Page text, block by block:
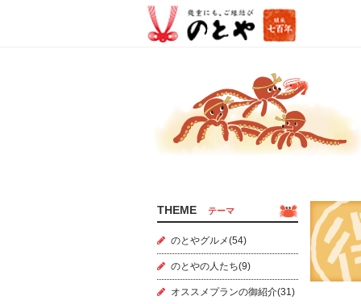
THEME テーマ
のとやグルメ(54)
のとやの人たち(9)
オススメプランの御紹介(31)